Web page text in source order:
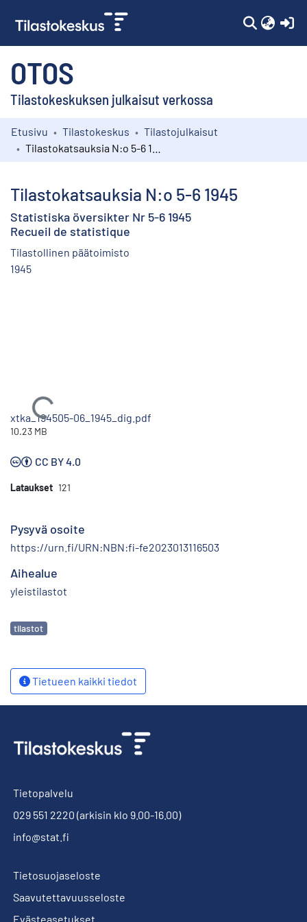
OTOS
Tilastokeskuksen julkaisut verkossa
Kokoelmat
Etusivu Tilastokeskus
Tilastojulkaisut
Tilastokatsauksia N:o 5-6 1945
Statistiska översikter Nr 5-6 1945
Recueil de statistique
Tilastollinen päätoimisto
1945
Ladataan...
xtka_194505-06_1945_dig.pdf
10.23 MB
CC BY 4.0
Lataukset 121
Pysyvä osoite
https://urn.fi/URN:NBN:fi-fe2023013116503
Aihealue
yleistilastot
Avainsanat
tilastot
Tietueen kaikki tiedot
Tietopalvelu
029 551 2220 (arkisin klo 9.00-16.00)
info@stat.fi
Tietosuojaseloste
Saavutettavuusseloste
Evästeasetukset